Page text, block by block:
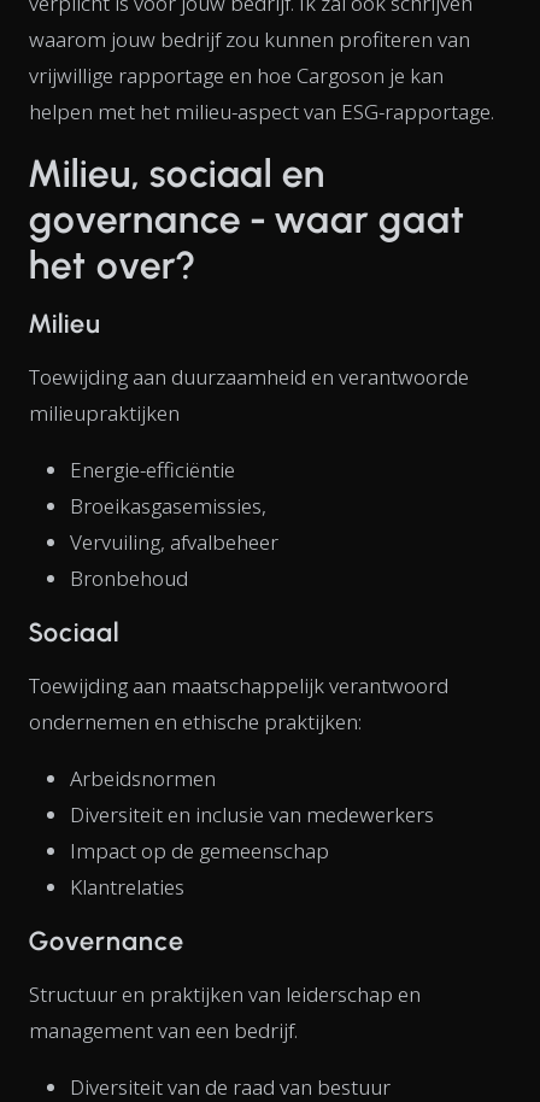
waarom jouw bedrijf zou kunnen profiteren van
vrijwillige rapportage en hoe Cargoson je kan
helpen met het milieu-aspect van ESG-rapportage.
Milieu, sociaal en
governance - waar gaat
het over?
Milieu
Toewijding aan duurzaamheid en verantwoorde
milieupraktijken
Energie-efficiëntie
Broeikasgasemissies,
Vervuiling, afvalbeheer
Bronbehoud
Sociaal
Toewijding aan maatschappelijk verantwoord
ondernemen en ethische praktijken:
Arbeidsnormen
Diversiteit en inclusie van medewerkers
Impact op de gemeenschap
Klantrelaties
Governance
Structuur en praktijken van leiderschap en
management van een bedrijf.
Diversiteit van de raad van bestuur